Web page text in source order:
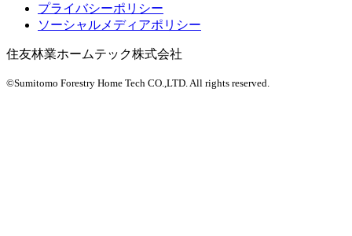
プライバシーポリシー
ソーシャルメディアポリシー
住友林業ホームテック株式会社
©Sumitomo Forestry Home Tech CO.,LTD. All rights reserved.